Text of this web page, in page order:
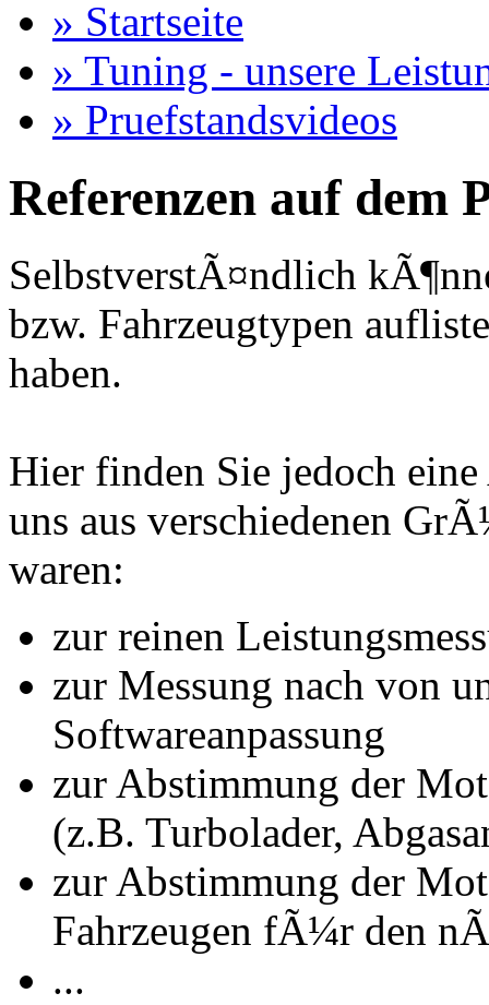
» Startseite
» Tuning - unsere
» Pruefstandsvideos
Referenzen auf dem
SelbstverstÃ¤ndlich
bzw. Fahrzeugtypen
haben.
Hier finden Sie jedoch
uns aus verschiedenen
waren:
zur reinen
zur Messung nach von
Softwareanpassung
zur Abstimmung der
(z.B. Turbolader,
zur Abstimmung der
Fahrzeugen fÃ¼r den
...